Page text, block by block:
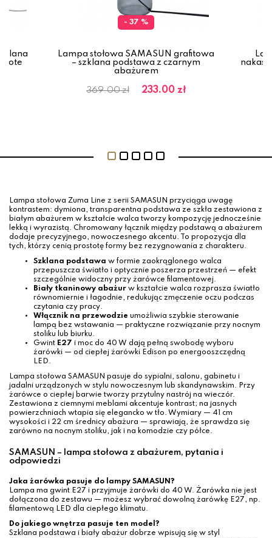
- 37 %
Lampa stołowa SAMASUN grafitowa
– szklana podstawa z czarnym
abażurem
369.00 zł 233.00 zł
Lampa stołowa Zuma Line z serii SAMASUN przyciąga uwagę
kontrastem: dymiona, transparentna podstawa ze szkła zestawiona z
białym abażurem w kształcie walca tworzy kompozycję jednocześnie
lekką i wyrazistą. Chromowany łącznik między podstawą a abażurem
dodaje precyzyjnego, nowoczesnego akcentu. To propozycja dla
tych, którzy cenią prostotę formy bez rezygnowania z charakteru.
Szklana podstawa w formie zaokrąglonego walca
przepuszcza światło i optycznie poszerza przestrzeń — efekt
szczególnie widoczny przy żarówce filamentowej.
Biały tkaninowy abażur w kształcie walca rozprasza światło
równomiernie i łagodnie, redukując zmęczenie oczu podczas
czytania czy pracy.
Włącznik na przewodzie umożliwia szybkie sterowanie
lampą bez wstawania — praktyczne rozwiązanie przy nocnym
stoliku lub biurku.
Gwint E27 i moc do 40 W dają pełną swobodę wyboru
żarówki — od ciepłej żarówki Edison po energooszczędną
LED.
Lampa stołowa SAMASUN pasuje do sypialni, salonu, gabinetu i
jadalni urządzonych w stylu nowoczesnym lub skandynawskim. Przy
żarówce o ciepłej barwie tworzy przytulny nastrój na wieczór.
Zestawiona z ciemnymi meblami akcentuje kontrast; na jasnych
powierzchniach wtapia się elegancko w tło. Wymiary — 41 cm
wysokości i 22 cm średnicy abażura — sprawiają, że sprawdza się
zarówno na nocnym stoliku, jak i na komodzie czy półce.
SAMASUN – lampa stołowa z abażurem, pytania i
odpowiedzi
Jaka żarówka pasuje do lampy SAMASUN?
Lampa ma gwint E27 i przyjmuje żarówki do 40 W. Żarówka nie jest
dołączona do zestawu — możesz wybrać dowolną żarówkę E27, np.
filamentową LED dla ciepłego klimatu.
Do jakiego wnętrza pasuje ten model?
Szklana podstawa i biały abażur dobrze wpisują się w styl